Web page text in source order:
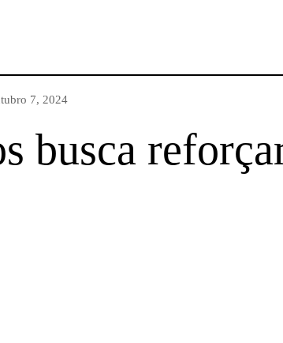
7, 2024
busca